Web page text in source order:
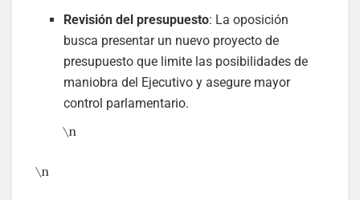
Revisión del presupuesto: La oposición
busca presentar un nuevo proyecto de
presupuesto que limite las posibilidades de
maniobra del Ejecutivo y asegure mayor
control parlamentario.
\n
\n